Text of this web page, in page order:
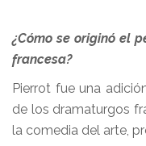
¿Cómo se originó el
francesa?
Pierrot fue una
de los dramaturgos
la comedia del arte,